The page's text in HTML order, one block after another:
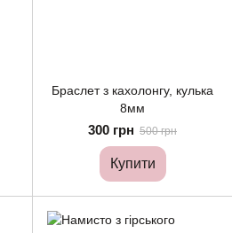
Браслет з кахолонгу, кулька
8мм
300 грн 500 грн
Купити